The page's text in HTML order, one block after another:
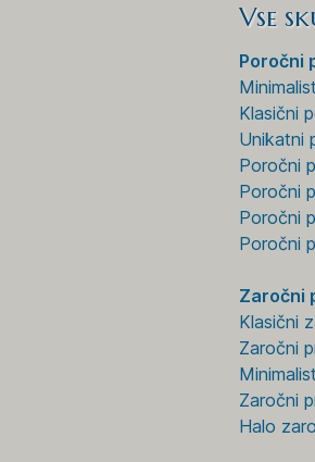
Vse
Poročni
Klasični
Unikatni
Poročni
Poročni
Poročni
Poročni
Zaročni
Klasični
Zaročni
Zaročni
Halo